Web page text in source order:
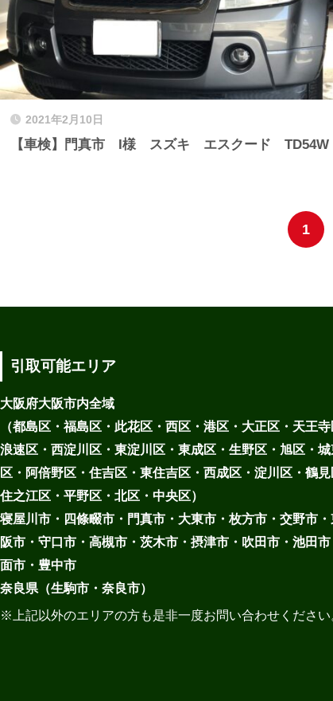
2021年2月10日
【車検】門真市 I様 スズキ エスクード TD54W
1
引取可能エリア
大阪府大阪市内全域
（都島区・福島区・此花区・西区・港区・大正区・天王寺
浪速区・西淀川区・東淀川区・東成区・生野区・旭区・城
区・阿倍野区・住吉区・東住吉区・西成区・淀川区・鶴見
住之江区・平野区・北区・中央区）
寝屋川市・四條畷市・門真市・大東市・枚方市・交野市
阪市・守口市・高槻市・茨木市・摂津市・吹田市・池田
面市・豊中市
奈良県（生駒市・奈良市）
※上記以外のエリアの方も是非一度お問い合わせください